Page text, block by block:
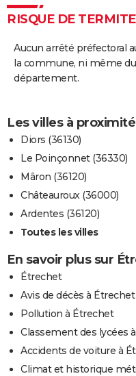
RISQUE DE
Aucun arrêté préfectoral
la commune, ni même du
département.
Les villes à
Diors (36130)
Le Poinçonnet (36330)
Mâron (36120)
Châteauroux (36000)
Ardentes (36120)
Toutes les villes
En savoir plus sur
Étrechet
Avis de décès à Étrechet
Pollution à Étrechet
Classement des lycées
Accidents de voiture à
Climat et historique